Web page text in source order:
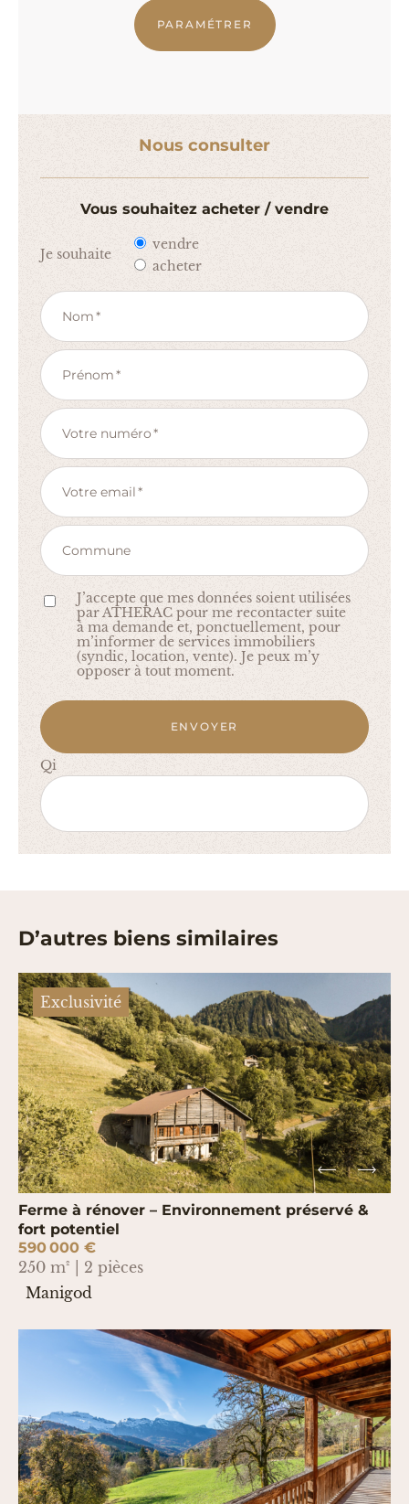
PARAMÉTRER
Nous consulter
Vous souhaitez acheter / vendre
Je souhaite
vendre
acheter
Nom
Prénom
Votre numéro
Votre email
Commune
J’accepte que mes données soient utilisées
par ATHERAC pour me recontacter suite
à ma demande et, ponctuellement, pour
m’informer de services immobiliers
(syndic, location, vente). Je peux m’y
opposer à tout moment.
ENVOYER
Qi
D’autres biens similaires
Exclusivité
Ferme à rénover – Environnement préservé &
fort potentiel
590 000 €
250 m² | 2 pièces
Manigod